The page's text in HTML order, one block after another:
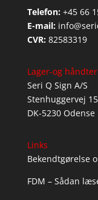
Telefon: +45 66
E-mail:
CVR: 82583319
Lager-og
Seri Q Sign A/S
Stenhuggervej 15
DK-5230 Odense
Links
Bekendtgørelse
FDM – Sådan